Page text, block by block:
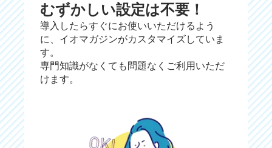
むずかしい設定は不要！
導入したらすぐにお使いいただけるよう
に、イオマガジンがカスタマイズしていま
す。
専門知識がなくても問題なくご利用いただ
けます。